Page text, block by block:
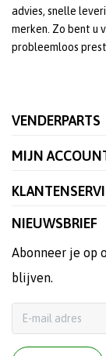
advies, snelle
merken. Zo bent u
probleemloos
VENDERPARTS
MIJN
NIEUWSBRIEF
Abonneer je op
blijven.